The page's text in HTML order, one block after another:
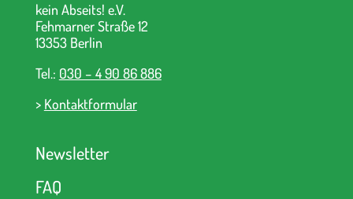
kein Abseits! e.V.
Fehmarner Straße 12
13353 Berlin
Tel.: 030 – 4 90 86 886
> Kontaktformular
Newsletter
FAQ